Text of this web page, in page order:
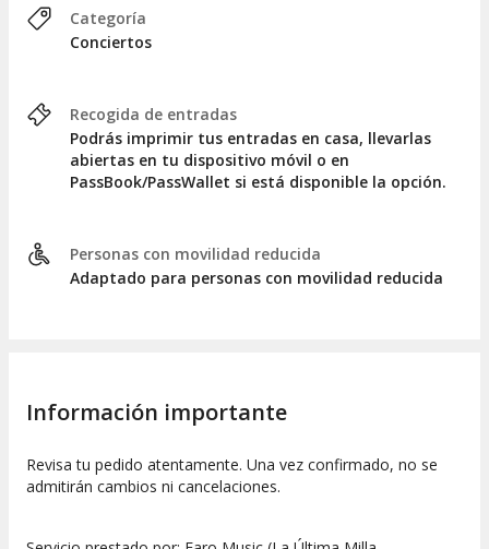
Categoría
Conciertos
Recogida de entradas
Podrás imprimir tus entradas en casa, llevarlas
abiertas en tu dispositivo móvil o en
PassBook/PassWallet si está disponible la opción.
Personas con movilidad reducida
Adaptado para personas con movilidad reducida
Información importante
Revisa tu pedido atentamente. Una vez confirmado, no se
admitirán cambios ni cancelaciones.